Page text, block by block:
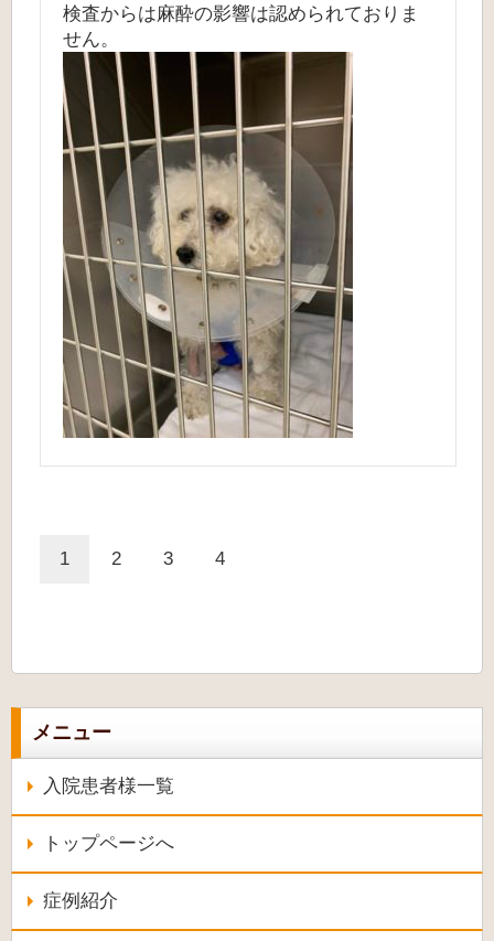
検査からは麻酔の影響は認められておりま
せん。
1 2 3 4
メニュー
入院患者様一覧
トップページへ
症例紹介